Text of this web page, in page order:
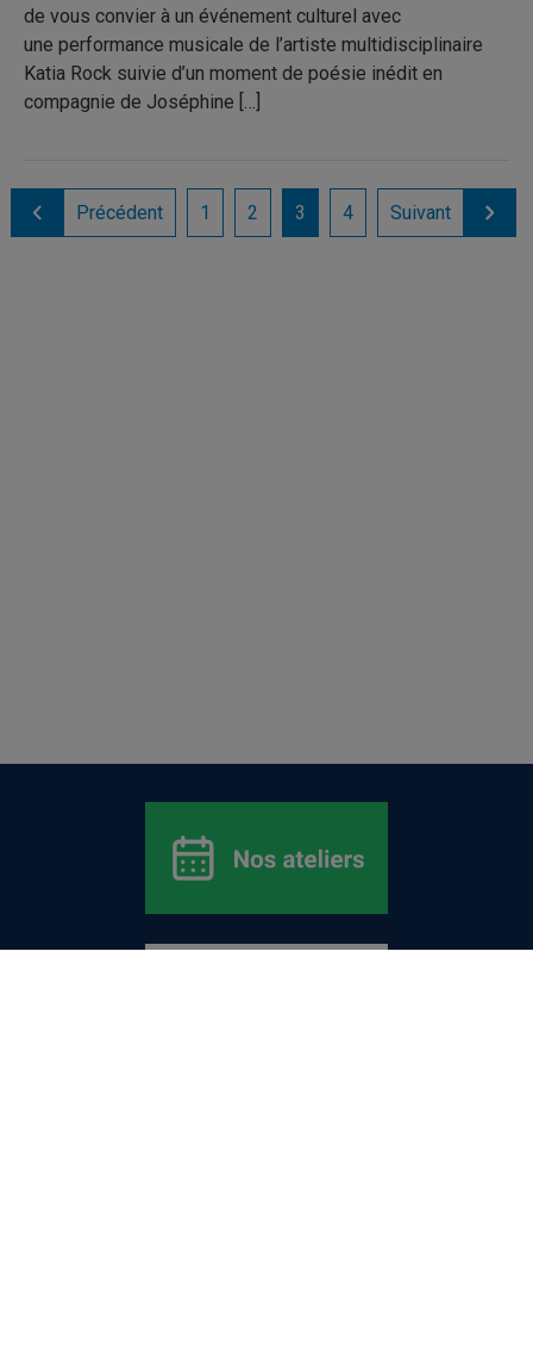
de vous convier à un événement culturel avec
une performance musicale de l’artiste multidisciplinaire
Katia Rock suivie d’un moment de poésie inédit en
compagnie de Joséphine […]
Précédent 1 2 3 4 Suivant